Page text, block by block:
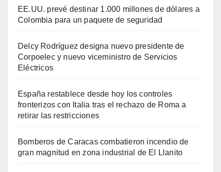
EE.UU. prevé destinar 1.000 millones de dólares a
Colombia para un paquete de seguridad
Delcy Rodríguez designa nuevo presidente de
Corpoelec y nuevo viceministro de Servicios
Eléctricos
España restablece desde hoy los controles
fronterizos con Italia tras el rechazo de Roma a
retirar las restricciones
Bomberos de Caracas combatieron incendio de
gran magnitud en zona industrial de El Llanito